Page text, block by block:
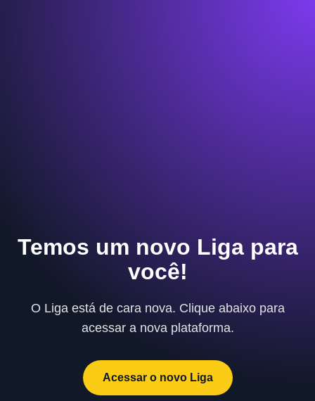
Temos um novo Liga para
você!
O Liga está de cara nova. Clique abaixo para
acessar a nova plataforma.
Acessar o novo Liga